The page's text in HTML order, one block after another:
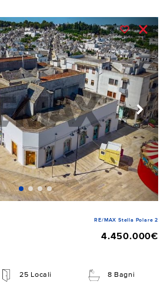
RE/MAX Stella Polare 2
4.450.000€
25 Locali 8 Bagni